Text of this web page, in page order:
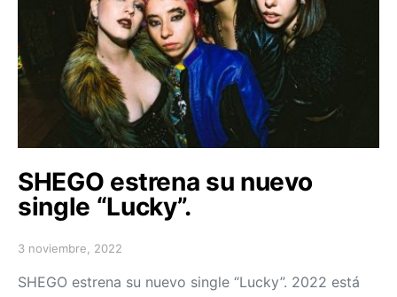
SHEGO estrena su nuevo
single “Lucky”.
Posted on
3 noviembre, 2022
SHEGO estrena su nuevo single “Lucky”. 2022 está